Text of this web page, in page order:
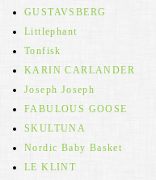
GUSTAVSBERG
Littlephant
Tonfisk
KARIN CARLANDER
Joseph Joseph
FABULOUS GOOSE
SKULTUNA
Nordic Baby Basket
LE KLINT